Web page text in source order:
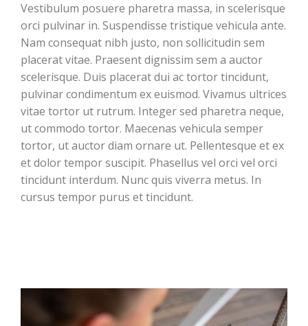
Vestibulum posuere pharetra massa, in scelerisque
orci pulvinar in. Suspendisse tristique vehicula ante.
Nam consequat nibh justo, non sollicitudin sem
placerat vitae. Praesent dignissim sem a auctor
scelerisque. Duis placerat dui ac tortor tincidunt,
pulvinar condimentum ex euismod. Vivamus ultrices
vitae tortor ut rutrum. Integer sed pharetra neque,
ut commodo tortor. Maecenas vehicula semper
tortor, ut auctor diam ornare ut. Pellentesque et ex
et dolor tempor suscipit. Phasellus vel orci vel orci
tincidunt interdum. Nunc quis viverra metus. In
cursus tempor purus et tincidunt.